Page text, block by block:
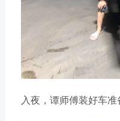
入夜，谭师傅装好车准